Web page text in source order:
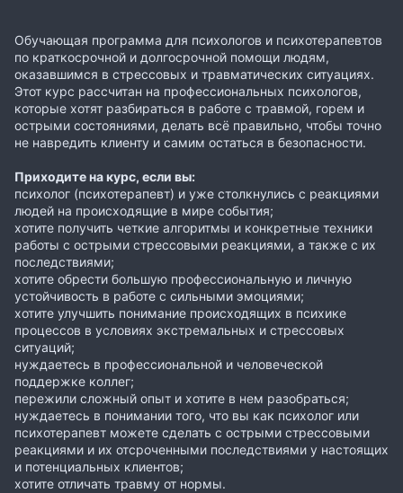
Обучающая программа для психологов и психотерапевтов
по краткосрочной и долгосрочной помощи людям,
оказавшимся в стрессовых и травматических ситуациях.
Этот курс рассчитан на профессиональных психологов,
которые хотят разбираться в работе с травмой, горем и
острыми состояниями, делать всё правильно, чтобы точно
не навредить клиенту и самим остаться в безопасности.
Приходите на курс, если вы:
психолог (психотерапевт) и уже столкнулись с реакциями
людей на происходящие в мире события;
хотите получить четкие алгоритмы и конкретные техники
работы с острыми стрессовыми реакциями, а также с их
последствиями;
хотите обрести большую профессиональную и личную
устойчивость в работе с сильными эмоциями;
хотите улучшить понимание происходящих в психике
процессов в условиях экстремальных и стрессовых
ситуаций;
нуждаетесь в профессиональной и человеческой
поддержке коллег;
пережили сложный опыт и хотите в нем разобраться;
нуждаетесь в понимании того, что вы как психолог или
психотерапевт можете сделать с острыми стрессовыми
реакциями и их отсроченными последствиями у настоящих
и потенциальных клиентов;
хотите отличать травму от нормы.